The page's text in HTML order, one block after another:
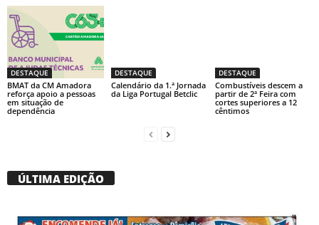
DESTAQUE
BMAT da CM Amadora
reforça apoio a pessoas
em situação de
dependência
DESTAQUE
Calendário da 1.ª Jornada
da Liga Portugal Betclic
DESTAQUE
Combustíveis descem a
partir de 2ª Feira com
cortes superiores a 12
cêntimos
ÚLTIMA EDIÇÃO